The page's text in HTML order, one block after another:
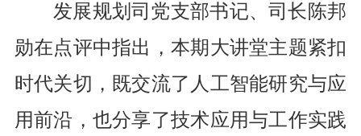
发展规划司党支部书记、司长陈邦
勋在点评中指出，本期大讲堂主题紧扣
时代关切，既交流了人工智能研究与应
用前沿，也分享了技术应用与工作实践